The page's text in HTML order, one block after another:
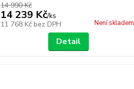
14 990 Kč
14 239 Kč/ks
11 768 Kč bez DPH Není skladem
Detail